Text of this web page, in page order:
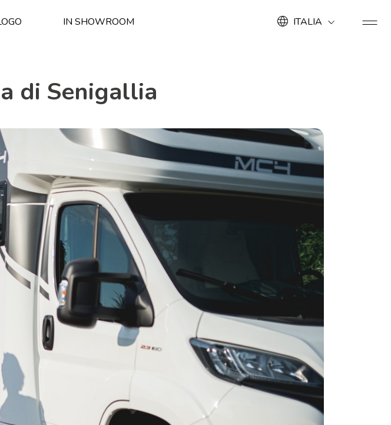
IN SHOWROOM ITALIA
di Senigallia